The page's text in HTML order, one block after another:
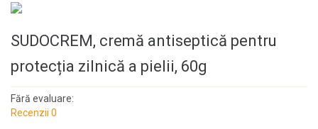
SUDOCREM, cremă antiseptică pentru
protecția zilnică a pielii, 60g
Fără evaluare:
Recenzii 0